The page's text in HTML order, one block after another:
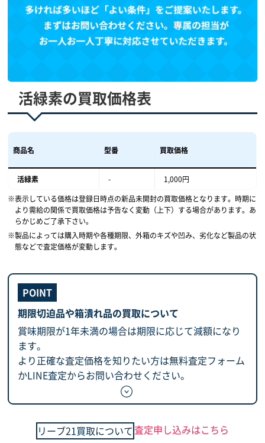
活緑素の買取価格表
商品名 型番 買取価格
活緑素 -
1,000円
表示している価格は登録日時点の新品未開封の買取価格となります。時期に
より需給の関係で買取価格は予告なく変動（上下）する場合があります。あ
らかじめご了承下さい。
製品によっては購入時期や各種期限、外箱のキズや凹み、劣化など製品の状
態などで査定価格が変動します。
期限切迫品や箱潰れ品の買取について
賞味期限が1年未満の場合は期限に応じて減額になり
ます。
より正確な査定価格を知りたい方は無料査定フォーム
かLINE査定からお問い合わせください。
リーブ21買取について査定申し込みはこちら